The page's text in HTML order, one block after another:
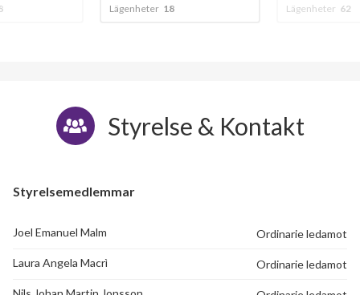
Lägenheter 18
Lägenheter 62
Styrelse & Kontakt
Styrelsemedlemmar
Joel Emanuel Malm Ordinarie ledamot
Laura Angela Macrì Ordinarie ledamot